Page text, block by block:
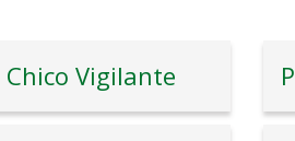
Chico Vigilante